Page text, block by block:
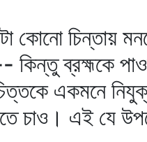
কোনো চিন্তায়
কিন্তু ব্রহ্মকে
একমনে
চাও। এই যে